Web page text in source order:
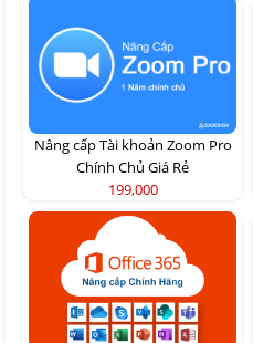
Nâng cấp Tài khoản Zoom Pro
Chính Chủ Giá Rẻ
199,000